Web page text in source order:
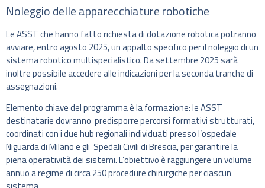
Noleggio delle apparecchiature robotiche
Le ASST che hanno fatto richiesta di dotazione robotica potranno
avviare, entro agosto 2025, un appalto specifico per il noleggio di un
sistema robotico multispecialistico. Da settembre 2025 sarà
inoltre possibile accedere alle indicazioni per la seconda tranche di
assegnazioni.
Elemento chiave del programma è la formazione: le ASST
destinatarie dovranno predisporre percorsi formativi strutturati,
coordinati con i due hub regionali individuati presso l’ospedale
Niguarda di Milano e gli Spedali Civili di Brescia, per garantire la
piena operatività dei sistemi. L’obiettivo è raggiungere un volume
annuo a regime di circa 250 procedure chirurgiche per ciascun